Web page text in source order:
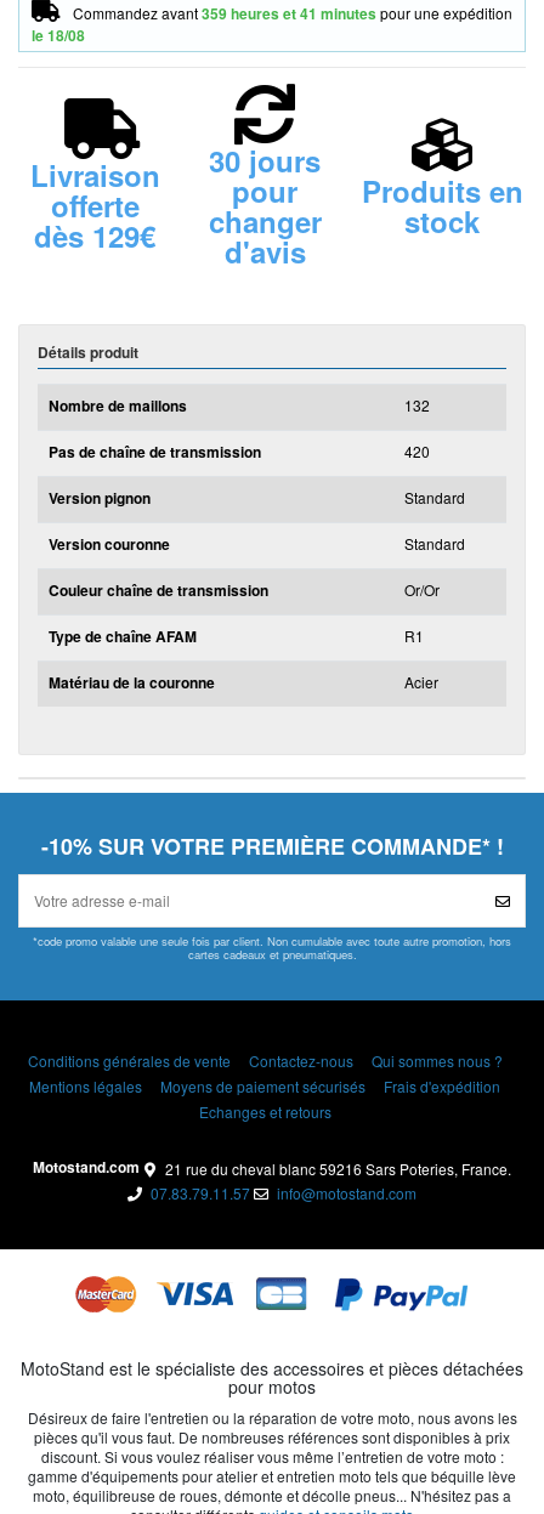
Commandez avant359 heures et 41 minutes pour une expédition
le18/08
Livraison
offerte
dès 129€
30 jours
pour
changer
d'avis
Produits en
stock
Détails produit
Nombre de maillons 132
Pas de chaîne de transmission 420
Version pignon Standard
Version couronne Standard
Couleur chaîne de transmission Or/Or
Type de chaîne AFAM R1
Matériau de la couronne Acier
-10% SUR VOTRE PREMIÈRE COMMANDE* !
*code promo valable une seule fois par client. Non cumulable avec toute autre promotion, hors
cartes cadeaux et pneumatiques.
Conditions générales de vente Contactez-nous
Qui sommes nous ?
Mentions légales
Moyens de paiement sécurisés
Frais d'expédition
Echanges et retours
Motostand.com
21 rue du cheval blanc 59216 Sars Poteries, France.
07.83.79.11.57
info@motostand.com
MotoStand est le spécialiste des accessoires et pièces détachées
pour motos
Désireux de faire l'entretien ou la réparation de votre moto, nous avons les
pièces qu'il vous faut. De nombreuses références sont disponibles à prix
discount. Si vous voulez réaliser vous même l’entretien de votre moto :
gamme d'équipements pour atelier et entretien moto tels que béquille lève
moto, équilibreuse de roues, démonte et décolle pneus... N'hésitez pas a